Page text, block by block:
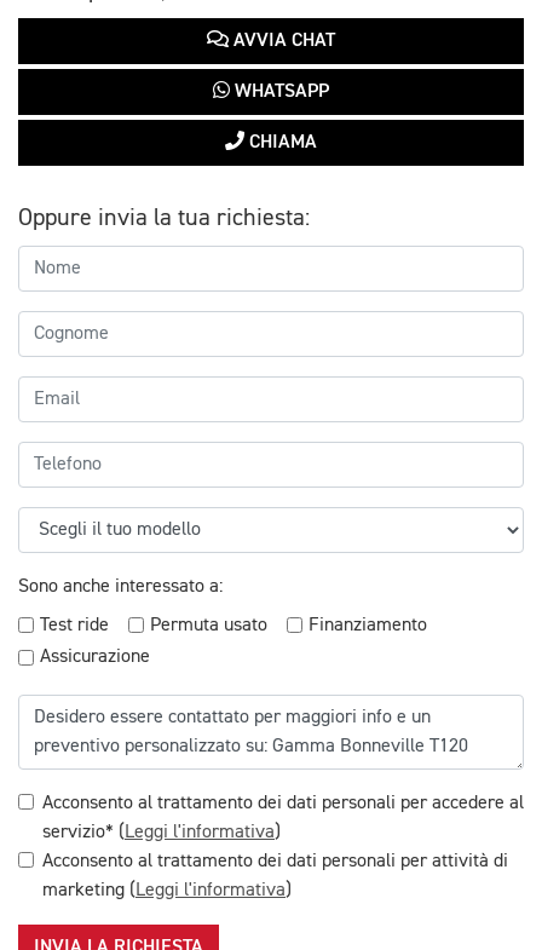
AVVIA CHAT
WHATSAPP
CHIAMA
Oppure invia la tua richiesta:
Sono anche interessato a:
Test ride
Permuta usato
Finanziamento
Assicurazione
Acconsento al trattamento dei dati personali per accedere al
servizio* (Leggi l'informativa)
Acconsento al trattamento dei dati personali per attività di
marketing (Leggi l'informativa)